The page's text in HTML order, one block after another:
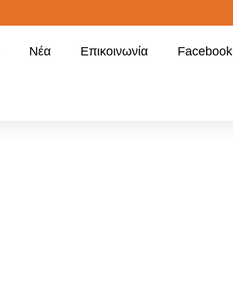
Νέα Επικοινωνία Facebook